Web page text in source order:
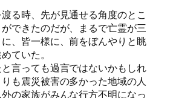
る時、先が見通せる角度のとこ
できたのだが、まるで亡霊が三
、皆一様に、前をぼんやりと眺
ていた。
言っても過言ではないかもしれ
も震災被害の多かった地域の人
の家族がみんな行方不明になっ